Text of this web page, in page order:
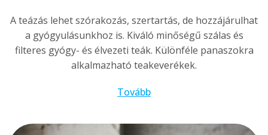
A teázás lehet szórakozás, szertartás, de hozzájárulhat
a gyógyulásunkhoz is. Kiváló minőségű szálas és
filteres gyógy- és élvezeti teák. Különféle panaszokra
alkalmazható teakeverékek.
Tovább